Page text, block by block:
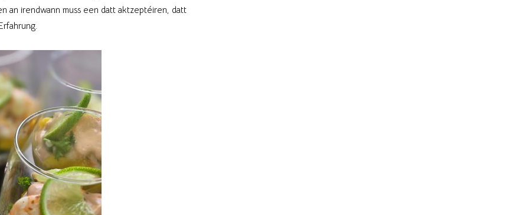
an irendwann muss een datt aktzeptéiren, datt